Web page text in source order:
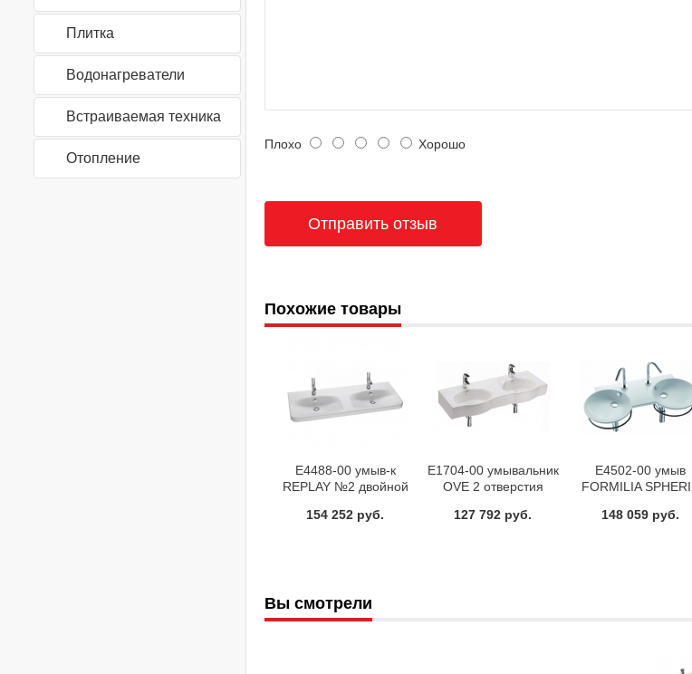
Плитка
Водонагреватели
Встраиваемая техника
Отопление
Плохо Хорошо
Похожие товары
E4488-00 умыв-к
REPLAY №2 двойной
154 252 руб.
E1704-00 умывальник
OVE 2 отверстия
127 792 руб.
E4502-00 умыв
FORMILIA
Delafon
148 059 руб.
Вы смотрели